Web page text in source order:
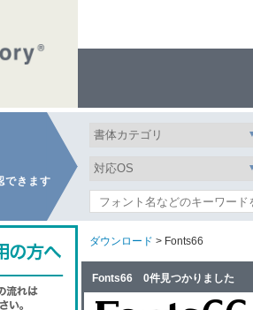
できます
ダウンロード > Fonts66
Fonts66 0件見つかりました